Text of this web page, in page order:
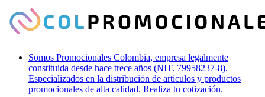
Somos Promocionales Colombia, empresa legalmente
constituida desde hace trece años (NIT. 79958237-8).
Especializados en la distribución de artículos y productos
promocionales de alta calidad. Realiza tu cotización.